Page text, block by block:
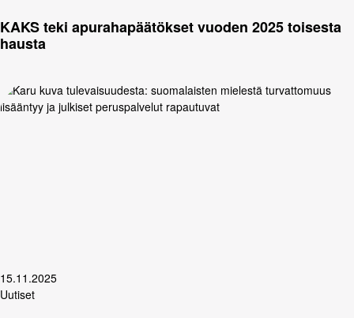
KAKS teki apurahapäätökset vuoden 2025 toisesta
hausta
15.11.2025
Uutiset